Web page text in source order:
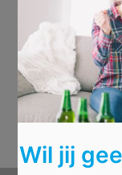
Wil jij